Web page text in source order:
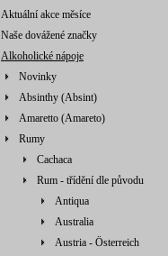
Aktuální akce měsíce
Naše dovážené značky
Alkoholické nápoje
Novinky
Absinthy (Absint)
Amaretto (Amareto)
Rumy
Cachaca
Rum - třídění dle původu
Antiqua
Australia
Austria - Österreich